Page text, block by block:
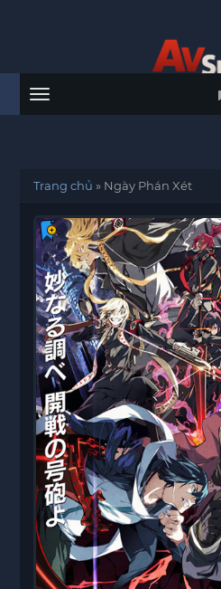
Menu
Trang chủ » Ngày Phán Xét